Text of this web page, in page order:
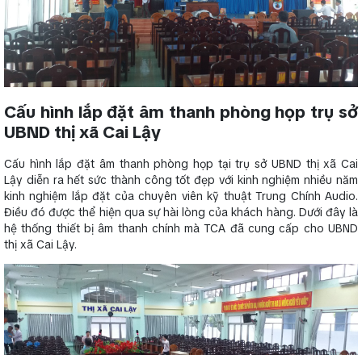
Cấu hình lắp đặt âm thanh phòng họp trụ sở
UBND thị xã Cai Lậy
Cấu hình lắp đặt âm thanh phòng họp tại trụ sở UBND thị xã Cai
Lậy diễn ra hết sức thành công tốt đẹp với kinh nghiệm nhiều năm
kinh nghiệm lắp đặt của chuyên viên kỹ thuật Trung Chính Audio.
Điều đó được thể hiện qua sự hài lòng của khách hàng. Dưới đây là
hệ thống thiết bị âm thanh chính mà TCA đã cung cấp cho UBND
thị xã Cai Lậy.